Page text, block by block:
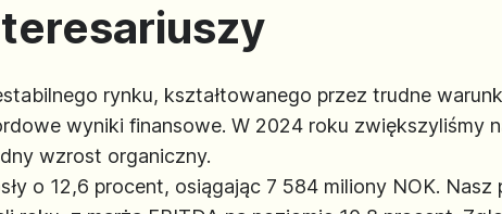
rynku, kształtowanego przez trudne
wyniki finansowe. W 2024 roku zwiększyliśmy
wzrost organiczny.
o 12,6 procent, osiągając 7 584 miliony NOK.